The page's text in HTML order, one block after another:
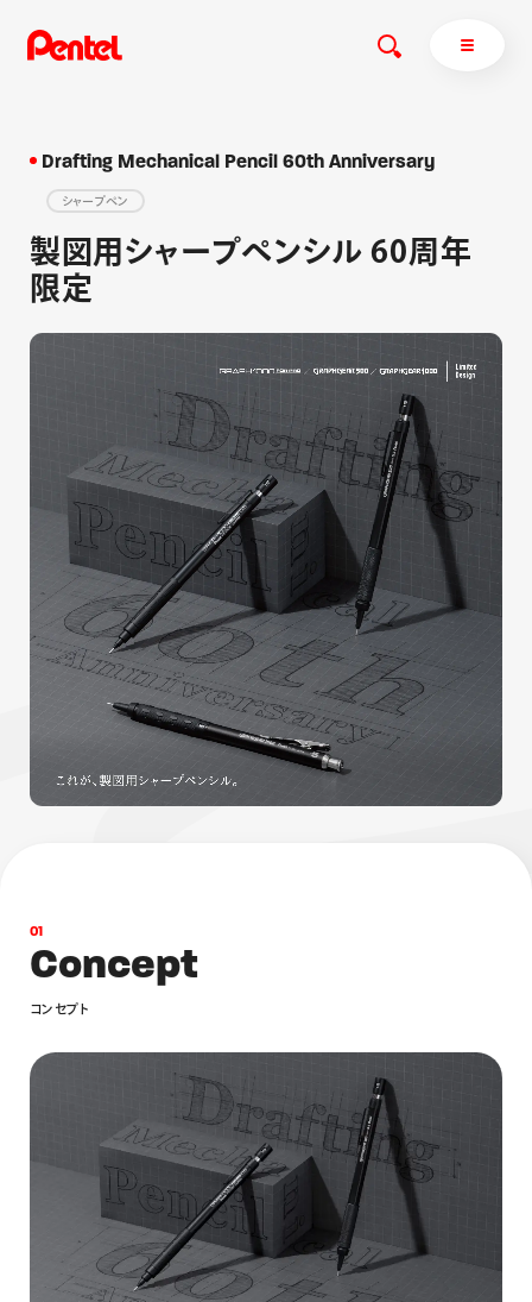
商品を探すトップ
マーカー
シャープペン
消し具
ブラッシュ（筆）
画材
その他
ぺんてるについてトップ
メッセージ
採用情報
運営会社
Drafting Mechanical Pencil 60th Anniversary
シャープペン
製図用シャープペンシル 60周年
限定
01
Concept
コン セプ ト